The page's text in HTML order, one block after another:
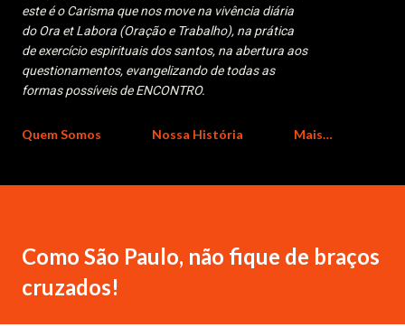
este é o Carisma que nos move na vivência diária
do Ora et Labora (Oração e Trabalho), na prática
de exercício espirituais dos santos, na abertura aos
questionamentos, evangelizando de todas as
formas possíveis de ENCONTRO.
Quem Somos Nossa História Mais…
Como São Paulo, não fique de braços
cruzados!